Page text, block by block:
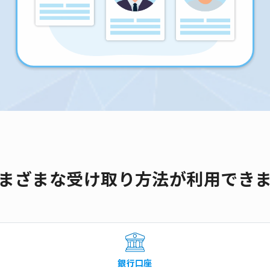
ざまな受け取り方法が利用でき
銀行口座